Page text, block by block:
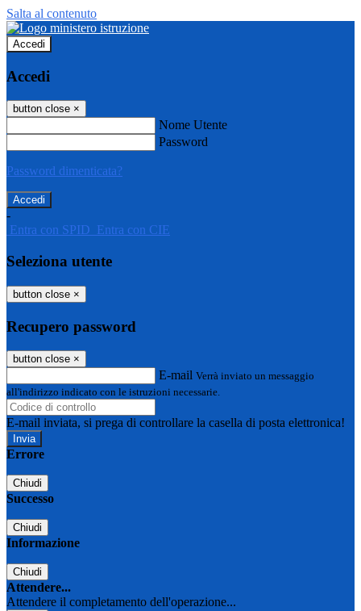
Salta al contenuto
Accedi
Accedi
button close ×
Nome Utente
Password
Password dimenticata?
-
Entra con SPID Entra con CIE
Seleziona utente
button close ×
Recupero password
button close ×
E-mail Verrà inviato un messaggio
all'indirizzo indicato con le istruzioni necessarie.
E-mail inviata, si prega di controllare la casella di posta elettronica!
Errore
Chiudi
Successo
Chiudi
Informazione
Chiudi
Attendere...
Attendere il completamento dell'operazione...